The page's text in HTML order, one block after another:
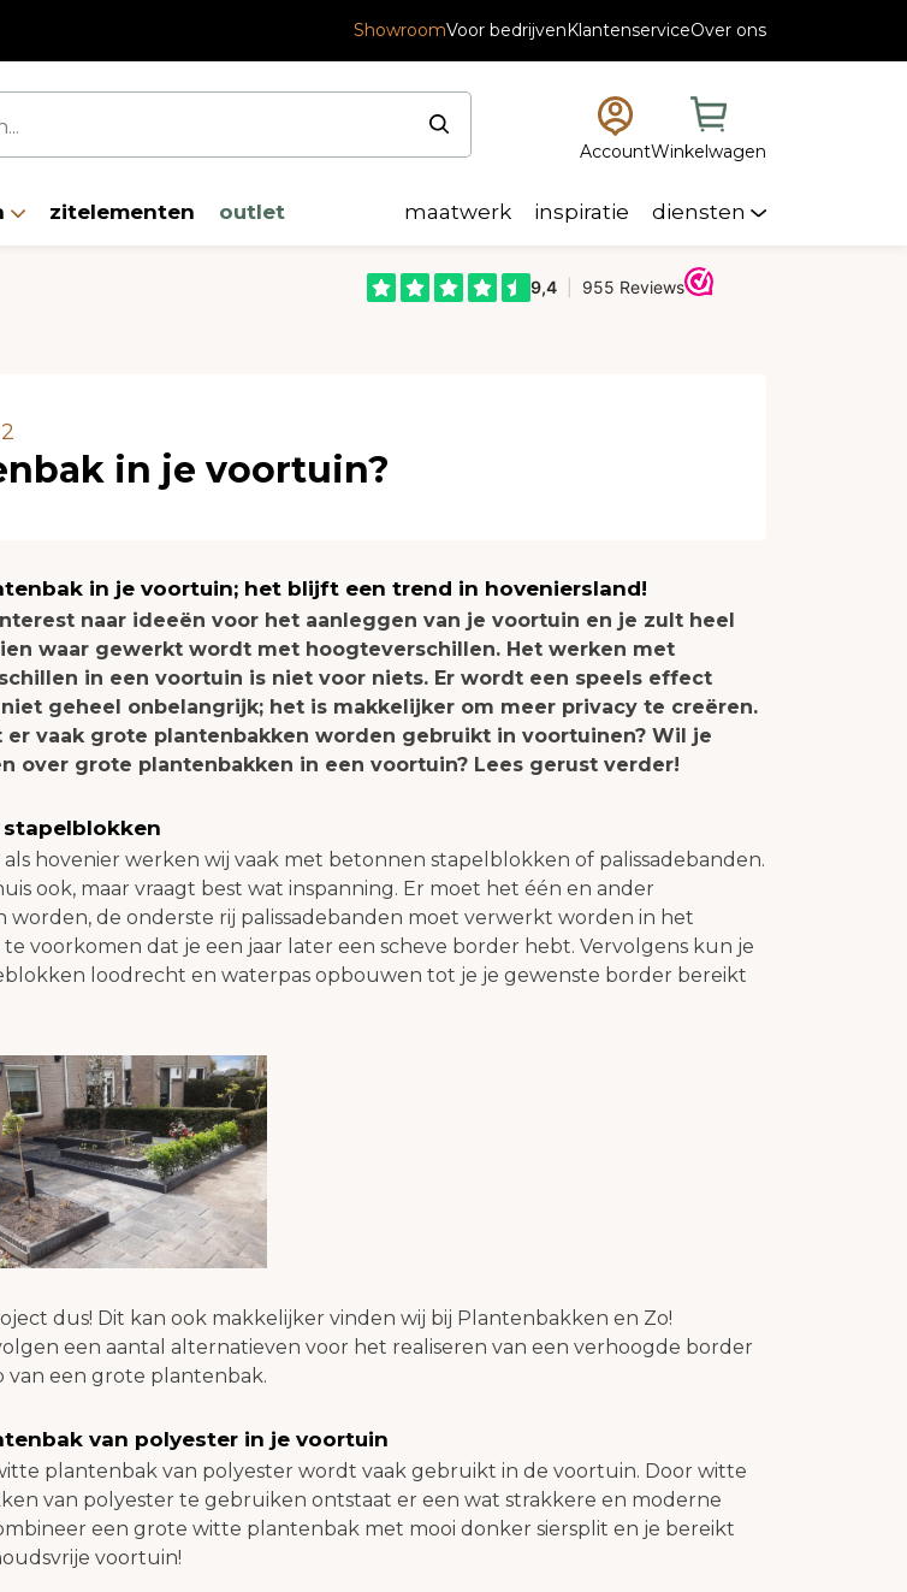
plantenbakken met kortingscode “Summerdeal2026”
ShowroomVoor bedrijvenKlantenserviceOver ons
AccountWinkelwagen
zitelementen outlet maatwerk inspiratie diensten
in je voortuin?
in je voortuin; het blijft een trend in hoveniersland!
naar ideeën voor het aanleggen van je voortuin en je zult heel
waar gewerkt wordt met hoogteverschillen. Het werken met
in een voortuin is niet voor niets. Er wordt een speels effect
geheel onbelangrijk; het is makkelijker om meer privacy te creëren.
er vaak grote plantenbakken worden gebruikt in voortuinen? Wil je
over grote plantenbakken in een voortuin? Lees gerust verder!
als hovenier werken wij vaak met betonnen stapelblokken of palissadebanden.
ook, maar vraagt best wat inspanning. Er moet het één en ander
worden, de onderste rij palissadebanden moet verwerkt worden in het
voorkomen dat je een jaar later een scheve border hebt. Vervolgens kun je
loodrecht en waterpas opbouwen tot je je gewenste border bereikt
dus! Dit kan ook makkelijker vinden wij bij Plantenbakken en Zo!
een aantal alternatieven voor het realiseren van een verhoogde border
van een grote plantenbak.
van polyester in je voortuin
plantenbak van polyester wordt vaak gebruikt in de voortuin. Door witte
van polyester te gebruiken ontstaat er een wat strakkere en moderne
een grote witte plantenbak met mooi donker siersplit en je bereikt
voortuin!